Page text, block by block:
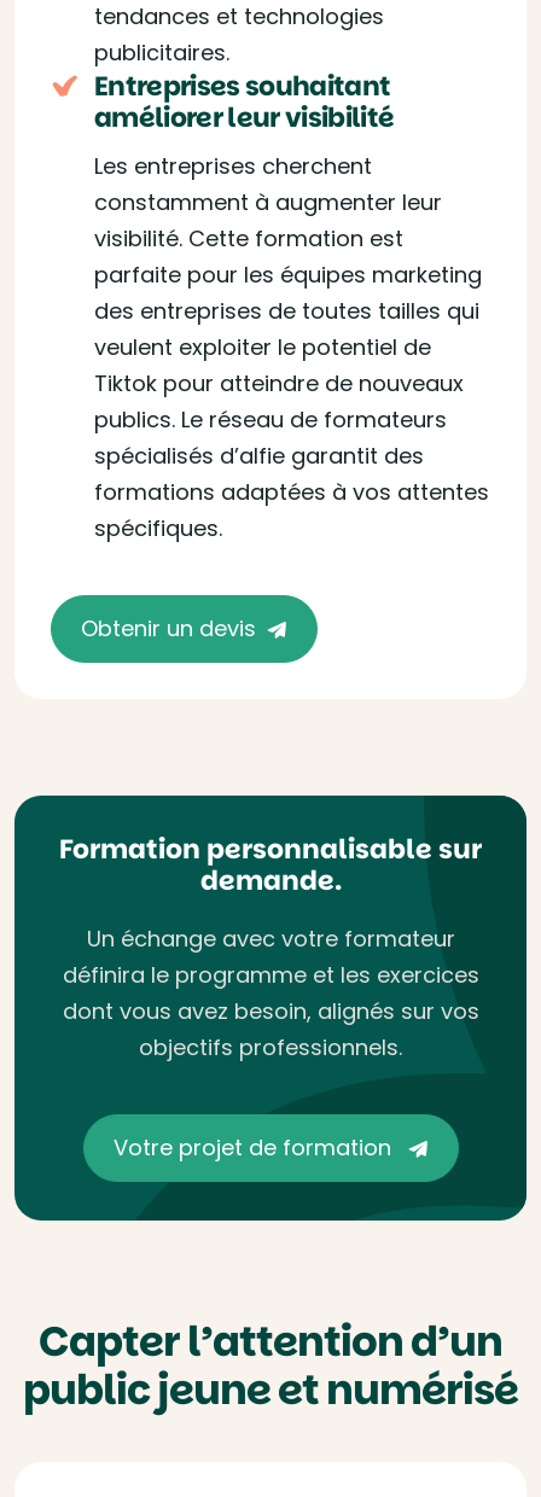
tendances et technologies
publicitaires.
Entreprises souhaitant
améliorer leur visibilité
Les entreprises cherchent
constamment à augmenter leur
visibilité. Cette formation est
parfaite pour les équipes marketing
des entreprises de toutes tailles qui
veulent exploiter le potentiel de
Tiktok pour atteindre de nouveaux
publics. Le réseau de formateurs
spécialisés d’alfie garantit des
formations adaptées à vos attentes
spécifiques.
Obtenir un devis
Formation personnalisable sur
demande.
Un échange avec votre formateur
définira le programme et les exercices
dont vous avez besoin, alignés sur vos
objectifs professionnels.
Votre projet de formation
Capter l’attention d’un
public jeune et numérisé